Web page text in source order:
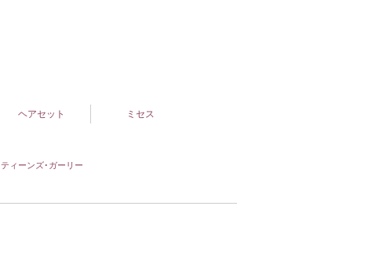
ヘアセット ミセス
ティーンズ･ガーリー